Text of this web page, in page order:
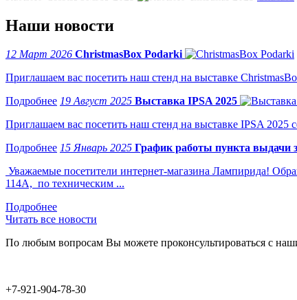
Наши новости
12 Март 2026 ChristmasBox Podarki
Приглашаем вас посетить наш стенд на выставке
19 Август 2025 Выставка IPSA 2025
Приглашаем вас посетить наш стенд на выставке IPSA
15 Январь 2025 График работы пункта выдачи
Уважаемые посетители интернет-магазина Лампирида!
114А, по техническим ...
Читать все новости
По любым вопросам Вы можете проконсультироваться с
+7-921-904-78-30